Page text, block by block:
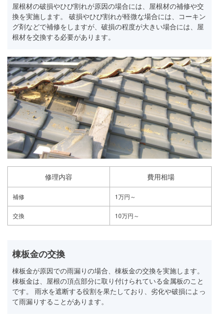
屋根材の破損やひび割れが原因の場合には、屋根材の補修や交
換を実施します。 破損やひび割れが軽微な場合には、コーキン
グ剤などで補修をしますが、破損の程度が大きい場合には、屋
根材を交換する必要があります。
修理内容 費用相場
補修 1万円～
交換 10万円～
棟板金の交換
棟板金が原因での雨漏りの場合、棟板金の交換を実施します。
棟板金は、屋根の頂点部分に取り付けられている金属板のこと
です。 雨水を遮断する役割を果たしており、劣化や破損によっ
て雨漏りすることがあります。